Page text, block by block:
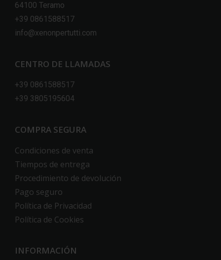
64100 Teramo
+39 0861588517
info@xenonpertutti.com
CENTRO DE LLAMADAS
+39 0861588517
+39 3805195604
COMPRA SEGURA
Condiciones de venta
Tiempos de entrega
Procedimiento de devolución
Pago seguro
Política de Privacidad
Política de Cookies
INFORMACIÓN